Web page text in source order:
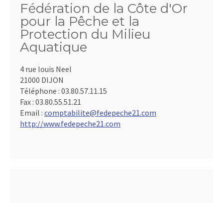
Fédération de la Côte d'Or
pour la Pêche et la
Protection du Milieu
Aquatique
4 rue louis Neel
21000 DIJON
Téléphone : 03.80.57.11.15
Fax : 03.80.55.51.21
Email : comptabilite@fedepeche21.com
http://www.fedepeche21.com